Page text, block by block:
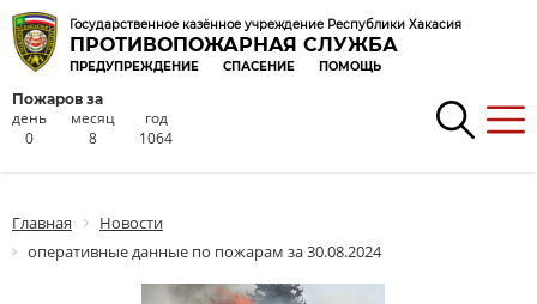
Государственное казённое учреждение Республики Хакасия
ПРОТИВОПОЖАРНАЯ СЛУЖБА
ПРЕДУПРЕЖДЕНИЕ СПАСЕНИЕ ПОМОЩЬ
Пожаров за
день
0
месяц
8
год
1064
Главная
Новости
оперативные данные по пожарам за 30.08.2024